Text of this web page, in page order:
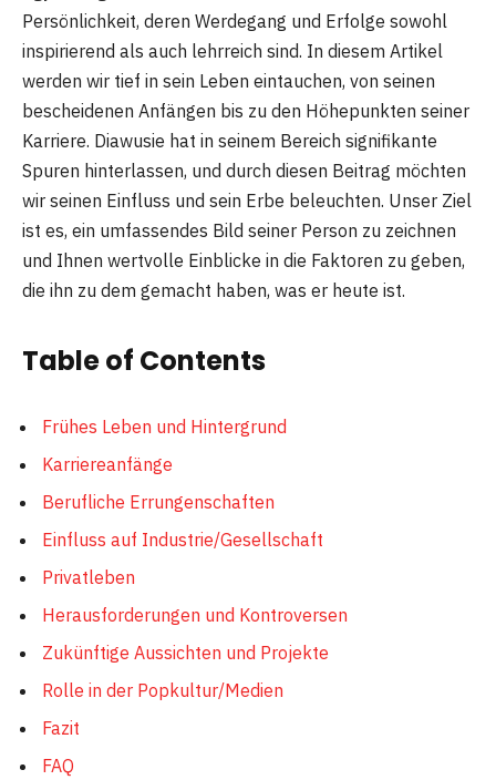
Persönlichkeit, deren Werdegang und Erfolge sowohl
inspirierend als auch lehrreich sind. In diesem Artikel
werden wir tief in sein Leben eintauchen, von seinen
bescheidenen Anfängen bis zu den Höhepunkten seiner
Karriere. Diawusie hat in seinem Bereich signifikante
Spuren hinterlassen, und durch diesen Beitrag möchten
wir seinen Einfluss und sein Erbe beleuchten. Unser Ziel
ist es, ein umfassendes Bild seiner Person zu zeichnen
und Ihnen wertvolle Einblicke in die Faktoren zu geben,
die ihn zu dem gemacht haben, was er heute ist.
Table of Contents
Frühes Leben und Hintergrund
Karriereanfänge
Berufliche Errungenschaften
Einfluss auf Industrie/Gesellschaft
Privatleben
Herausforderungen und Kontroversen
Zukünftige Aussichten und Projekte
Rolle in der Popkultur/Medien
Fazit
FAQ